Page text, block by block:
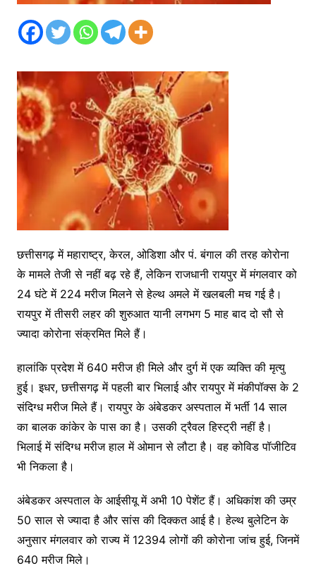
छत्तीसगढ़ में महाराष्ट्र, केरल, ओडिशा और पं. बंगाल की तरह कोरोना
के मामले तेजी से नहीं बढ़ रहे हैं, लेकिन राजधानी रायपुर में मंगलवार को
24 घंटे में 224 मरीज मिलने से हेल्थ अमले में खलबली मच गई है।
रायपुर में तीसरी लहर की शुरुआत यानी लगभग 5 माह बाद दो सौ से
ज्यादा कोरोना संक्रमित मिले हैं।
हालांकि प्रदेश में 640 मरीज ही मिले और दुर्ग में एक व्यक्ति की मृत्यु
हुई। इधर, छत्तीसगढ़ में पहली बार भिलाई और रायपुर में मंकीपॉक्स के 2
संदिग्ध मरीज मिले हैं। रायपुर के अंबेडकर अस्पताल में भर्ती 14 साल
का बालक कांकेर के पास का है। उसकी ट्रैवल हिस्ट्री नहीं है।
भिलाई में संदिग्ध मरीज हाल में ओमान से लौटा है। वह कोविड पॉजीटिव
भी निकला है।
अंबेडकर अस्पताल के आईसीयू में अभी 10 पेशेंट हैं। अधिकांश की उम्र
50 साल से ज्यादा है और सांस की दिक्कत आई है। हेल्थ बुलेटिन के
अनुसार मंगलवार को राज्य में 12394 लोगों की कोरोना जांच हुई, जिनमें
640 मरीज मिले।